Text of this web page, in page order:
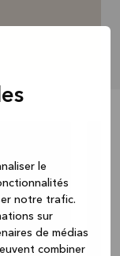
le
notre trafic.
sur
de médias
combiner